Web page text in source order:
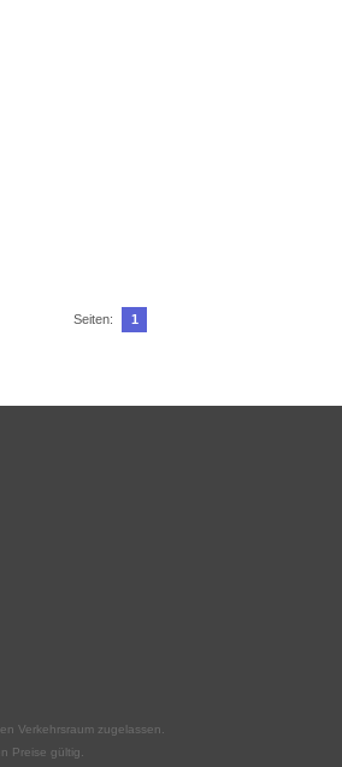
Seiten: 1
Verkehrsraum zugelassen.
Preise gültig.